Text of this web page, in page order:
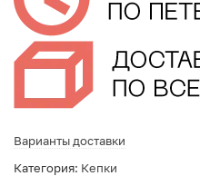
Варианты доставки
Категория: Кепки